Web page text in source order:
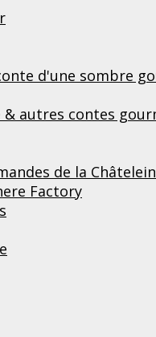
d'une sombre
autres contes
de la
Factory